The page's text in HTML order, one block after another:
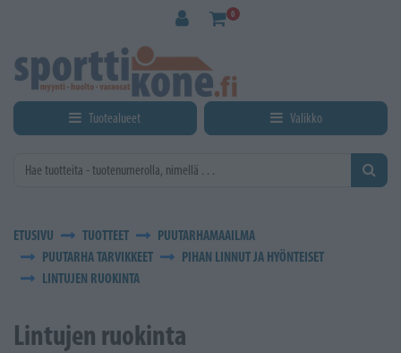
0
Tuotealueet Valikko
ETUSIVU TUOTTEET
PUUTARHAMAAILMA
PUUTARHA TARVIKKEET
PIHAN LINNUT JA HYÖNTEISET
LINTUJEN RUOKINTA
Lintujen ruokinta